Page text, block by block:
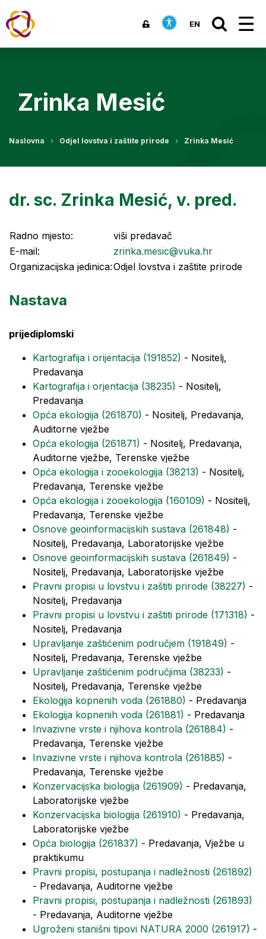
EN
Zrinka Mesić
Naslovna Odjel lovstva i zaštite prirode Zrinka Mesić
dr. sc. Zrinka Mesić, v. pred.
Radno mjesto:
viši predavač
E-mail:
zrinka.mesic@vuka.hr
Organizacijska jedinica:Odjel lovstva i zaštite prirode
Nastava
prijediplomski
Kartografija i orijentacija (191852) - Nositelj,
Predavanja
Kartografija i orjentacija (38235) - Nositelj,
Predavanja
Opća ekologija (261870) - Nositelj, Predavanja,
Auditorne vježbe
Opća ekologija (261871) - Nositelj, Predavanja,
Auditorne vježbe, Terenske vježbe
Opća ekologija i zooekologija (38213) - Nositelj,
Predavanja, Terenske vježbe
Opća ekologija i zooekologija (160109) - Nositelj,
Predavanja, Terenske vježbe
Osnove geoinformacijskih sustava (261848) -
Nositelj, Predavanja, Laboratorijske vježbe
Osnove geoinformacijskih sustava (261849) -
Nositelj, Predavanja, Laboratorijske vježbe
Pravni propisi u lovstvu i zaštiti prirode (38227) -
Nositelj, Predavanja
Pravni propisi u lovstvu i zaštiti prirode (171318) -
Nositelj, Predavanja
Upravljanje zaštićenim područjem (191849) -
Nositelj, Predavanja, Terenske vježbe
Upravljanje zaštićenim područjima (38233) -
Nositelj, Predavanja, Terenske vježbe
Ekologija kopnenih voda (261880) - Predavanja
Ekologija kopnenih voda (261881) - Predavanja
Invazivne vrste i njihova kontrola (261884) -
Predavanja, Terenske vježbe
Invazivne vrste i njihova kontrola (261885) -
Predavanja, Terenske vježbe
Konzervacijska biologija (261909) - Predavanja,
Laboratorijske vježbe
Konzervacijska biologija (261910) - Predavanja,
Laboratorijske vježbe
Opća biologija (261837) - Predavanja, Vježbe u
praktikumu
Pravni propisi, postupanja i nadležnosti (261892)
- Predavanja, Auditorne vježbe
Pravni propisi, postupanja i nadležnosti (261893)
- Predavanja, Auditorne vježbe
Ugroženi stanišni tipovi NATURA 2000 (261917) -